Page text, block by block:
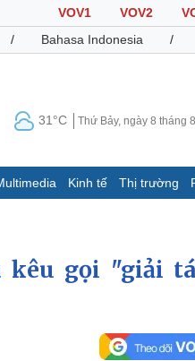
VOV1 VOV2
/ Bahasa Indonesia /
31°C Thứ Bảy, ngày 8 tháng
Kinh tế Thị trường
tiết
Cuộc sống đó
Hồ sơ
kêu gọi "giải